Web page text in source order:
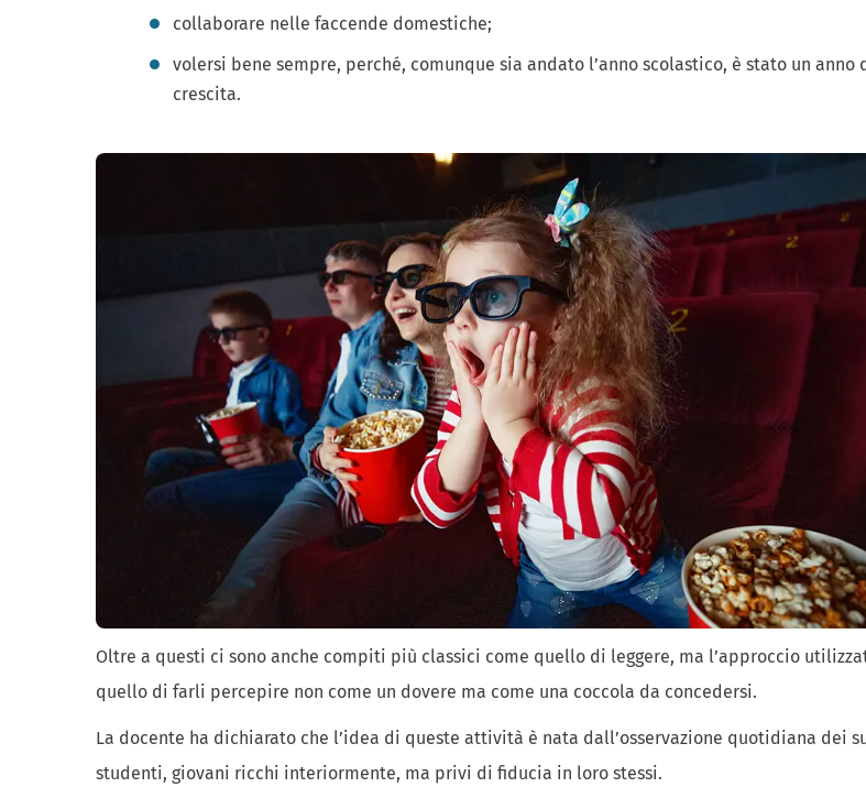
collaborare nelle faccende domestiche;
volersi bene sempre, perché, comunque sia andato l’anno scolastico, è stato un anno
crescita.
Oltre a questi ci sono anche compiti più classici come quello di leggere, ma l’approccio
quello di farli percepire non come un dovere ma come una coccola da concedersi.
La docente ha dichiarato che l’idea di queste attività è nata dall’osservazione quotidiana dei
studenti, giovani ricchi interiormente, ma privi di fiducia in loro stessi.